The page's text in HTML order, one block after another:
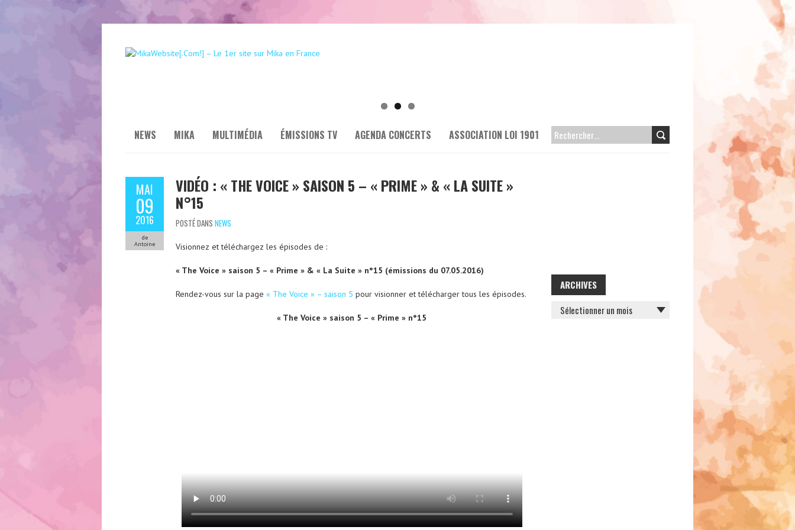
NEWS MIKA MULTIMÉDIA ÉMISSIONS TV AGENDA CONCERTS ASSOCIATION LOI 1901 RECHERCHER :
MAI
09
2016
de
Antoine
VIDÉO : « THE VOICE » SAISON 5 – « PRIME » & « LA SUITE »
N°15
POSTÉ DANS NEWS
Visionnez et téléchargez les épisodes de :
« The Voice » saison 5 – « Prime » & « La Suite » n°15 (émissions du 07.05.2016)
Rendez-vous sur la page « The Voice » – saison 5 pour visionner et télécharger tous les épisodes.
« The Voice » saison 5 – « Prime » n°15
ARCHIVES
ARCHIVES